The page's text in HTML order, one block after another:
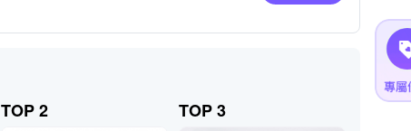
TOP 2 TOP 3